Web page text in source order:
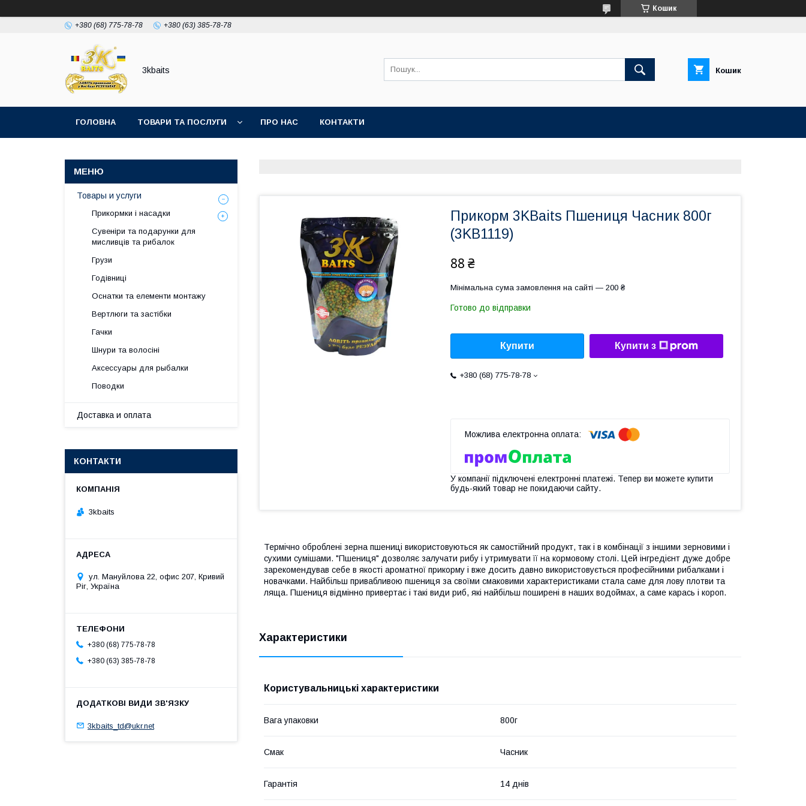
Кошик
+380 (68) 775-78-78 +380 (63) 385-78-78
3kbaits Кошик
ГОЛОВНА ТОВАРИ ТА ПОСЛУГИ ПРО НАС КОНТАКТИ
Прикорм 3KBaits Пшениця Часник 800г
(3KB1119)
88 ₴
Мінімальна сума замовлення на сайті — 200 ₴
Готово до відправки
Купити Купити з
+380 (68) 775-78-78
У компанії підключені електронні платежі. Тепер ви можете купити
будь-який товар не покидаючи сайту.
Термічно оброблені зерна пшениці використовуються як самостійний продукт, так і в комбінації з іншими зерновими і
сухими сумішами. "Пшениця" дозволяє залучати рибу і утримувати її на кормовому столі. Цей інгредієнт дуже добре
зарекомендував себе в якості ароматної прикорму і вже досить давно використовується професійними рибалками і
новачками. Найбільш привабливою пшениця за своїми смаковими характеристиками стала саме для лову плотви та
ляща. Пшениця відмінно привертає і такі види риб, які найбільш поширені в наших водоймах, а саме карась і короп.
Характеристики
Користувальницькі характеристики
Вага упаковки 800г
Смак Часник
Гарантія 14 днів
Товары и услуги
Прикормки і насадки
Сувеніри та подарунки для
мисливців та рибалок
Грузи
Годівниці
Оснатки та елементи монтажу
Вертлюги та застібки
Гачки
Шнури та волосіні
Аксессуары для рыбалки
Поводки
Доставка и оплата
КОНТАКТИ
3kbaits
ул. Мануйлова 22, офис 207, Кривий
Ріг, Україна
+380 (68) 775-78-78
+380 (63) 385-78-78
3kbaits_td@ukr.net